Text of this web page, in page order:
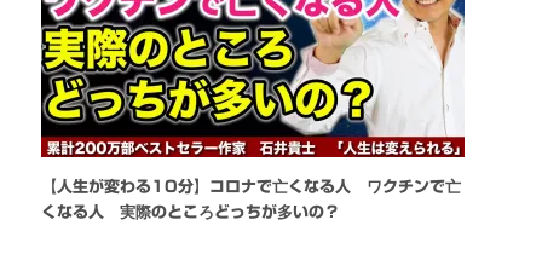
【人生が変わる10分】コロナで亡くなる人 ワクチンで亡
くなる人 実際のところどっちが多いの？